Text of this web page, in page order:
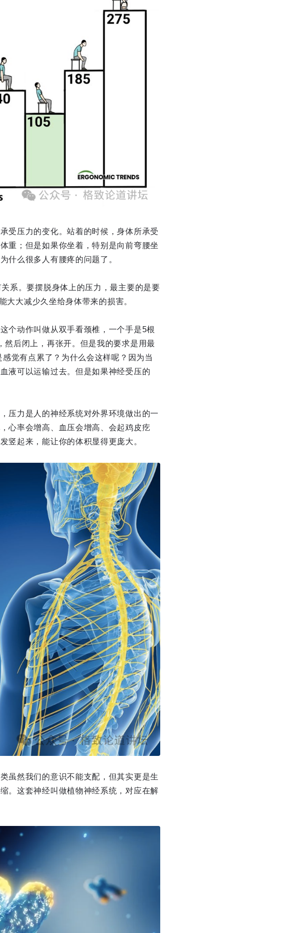
受压力的变化。站着的时候，身体所承受
重；但是如果你坐着，特别是向前弯腰坐
什么很多人有腰疼的问题了。
系。要摆脱身体上的压力，最主要的是要
大减少久坐给身体带来的损害。
个动作叫做从双手看颈椎，一个手是5根
后闭上，再张开。但是我的要求是用最
觉有点累了？为什么会这样呢？因为当
液可以运输过去。但是如果神经受压的
压力是人的神经系统对外界环境做出的一
心率会增高、血压会增高、会起鸡皮疙
竖起来，能让你的体积显得更庞大。
虽然我们的意识不能支配，但其实更是生
。这套神经叫做植物神经系统，对应在解